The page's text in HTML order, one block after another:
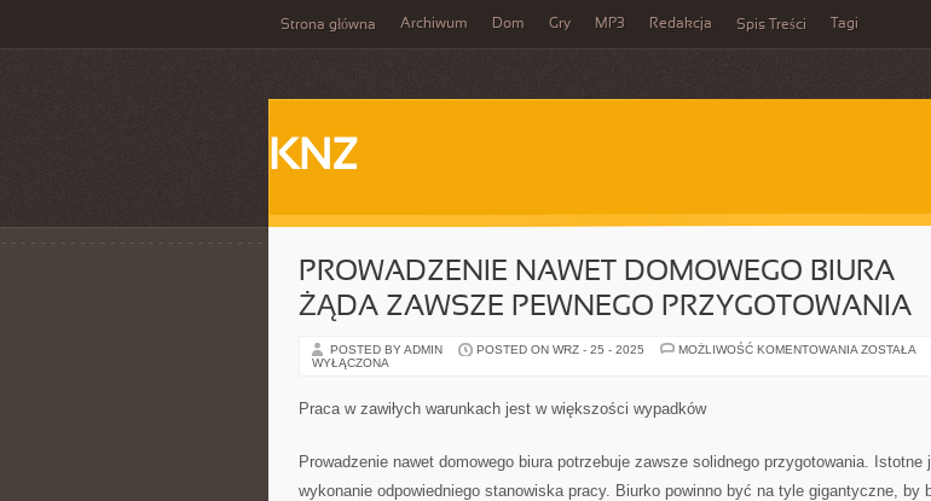
Strona główna Archiwum Dom Gry MP3 Redakcja Spis Treści Tagi
KNZ
PROWADZENIE NAWET DOMOWEGO BIURA
ŻĄDA ZAWSZE PEWNEGO PRZYGOTOWANIA
POSTED BY ADMIN POSTED ON WRZ - 25 - 2025 MOŻLIWOŚĆ KOMENTOWANIA ZOSTAŁA
WYŁĄCZONA
Praca w zawiłych warunkach jest w większości wypadków
Prowadzenie nawet domowego biura potrzebuje zawsze solidnego przygotowania. Istotne
wykonanie odpowiedniego stanowiska pracy. Biurko powinno być na tyle gigantyczne, by